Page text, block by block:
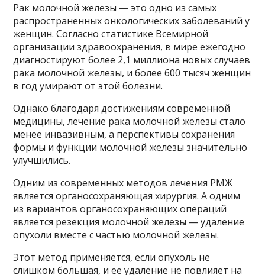
Рак молочной железы — это одно из самых
распространенных онкологических заболеваний у
женщин. Согласно статистике Всемирной
организации здравоохранения, в мире ежегодно
диагностируют более 2,1 миллиона новых случаев
рака молочной железы, и более 600 тысяч женщин
в год умирают от этой болезни.
Однако благодаря достижениям современной
медицины, лечение рака молочной железы стало
менее инвазивным, а перспективы сохранения
формы и функции молочной железы значительно
улучшились.
Одним из современных методов лечения РМЖ
является органосохраняющая хирургия. А одним
из вариантов органосохраняющих операций
является резекция молочной железы — удаление
опухоли вместе с частью молочной железы.
Этот метод применяется, если опухоль не
слишком большая, и ее удаление не повлияет на